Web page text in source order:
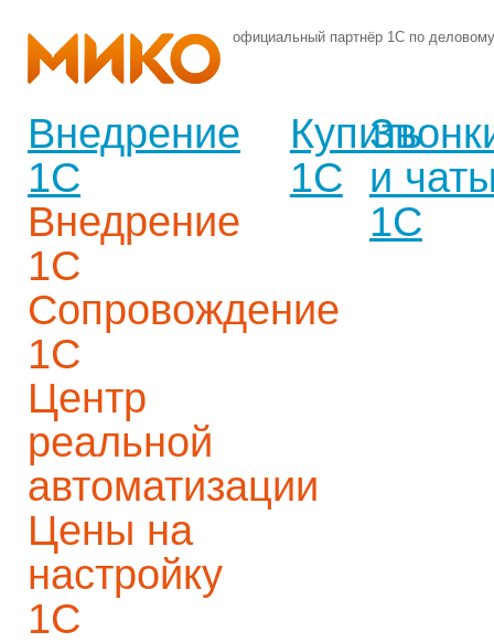
официальный партнёр 1С по
Внедрение
1С
Внедрение
1С
Сопровождение
1С
Центр
реальной
автоматизации
Цены на
настройку
1С
Купить
1С
и
1С